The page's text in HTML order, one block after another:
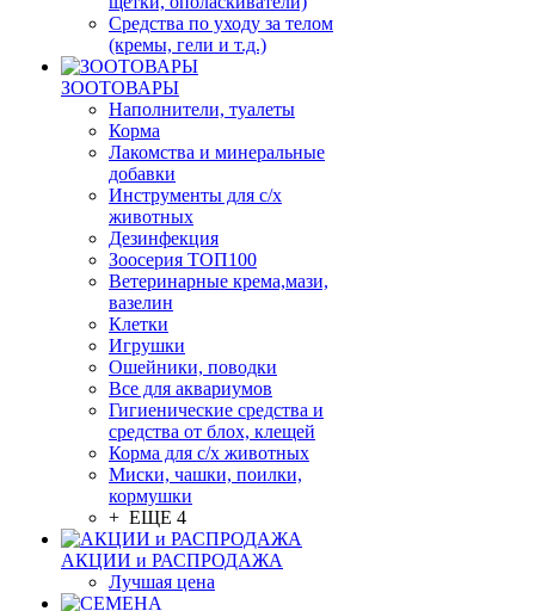
Средства по уходу за телом
(кремы, гели и т.д.)
ЗООТОВАРЫ
Наполнители, туалеты
Корма
Лакомства и минеральные
добавки
Инструменты для с/х
животных
Дезинфекция
Зоосерия ТОП100
Ветеринарные крема,мази,
вазелин
Клетки
Игрушки
Ошейники, поводки
Все для аквариумов
Гигиенические средства и
средства от блох, клещей
Корма для с/х животных
Миски, чашки, поилки,
кормушки
+ ЕЩЕ 4
АКЦИИ и РАСПРОДАЖА
Лучшая цена